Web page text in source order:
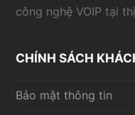
công nghệ VOIP tại
CHÍNH SÁCH
Bảo mật thông tin